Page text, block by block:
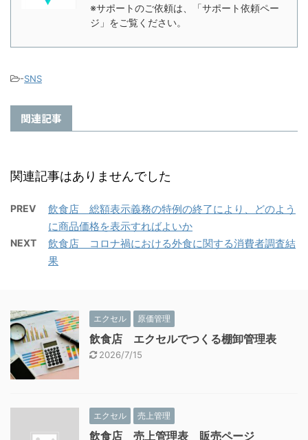
※サポートのご依頼は、「サポート依頼ペー
ジ」をご覧ください。
-SNS
関連記事
関連記事はありませんでした
PREV
飲食店 総額表示義務の特例の終了により、どのよう
に商品価格を表示すればよいか
NEXT
飲食店 コロナ禍における外食に関する消費者調査結
果
エクセル 原価管理
飲食店 エクセルでつくる棚卸管理表
2026/7/15
エクセル 売上管理
飲食店 売上管理表 販売ページ